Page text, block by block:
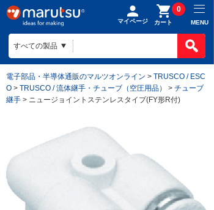
マイページ カート
0
MENU
電子部品・半導体通販のマルツオンライン > TRUSCO / ESC
O > TRUSCO / 流体継手・チューブ（空圧用品） > チューブ
継手 > ニュージョイントステンレスタイプ(FY形R付)